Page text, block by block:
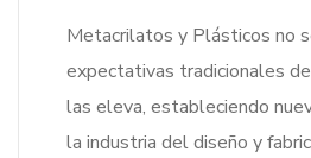
Metacrilatos y Plásticos no
expectativas tradicionales
las eleva, estableciendo
la industria del diseño y